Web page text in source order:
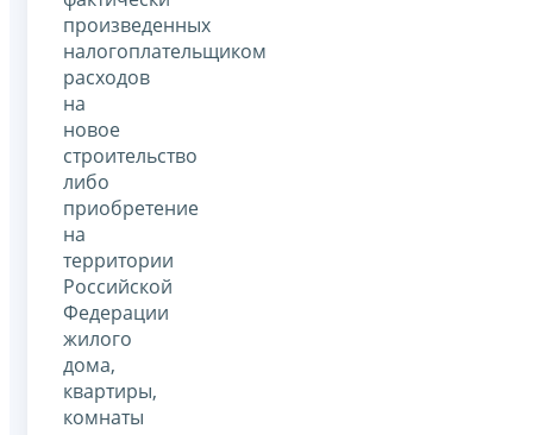
произведенных
налогоплательщиком
расходов
на
новое
строительство
либо
приобретение
на
территории
Российской
Федерации
жилого
дома,
квартиры,
комнаты